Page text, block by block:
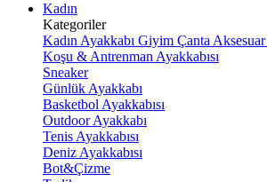
Kadın
Kategoriler
Kadın Ayakkabı Giyim Çanta Aksesuar
Koşu & Antrenman Ayakkabısı
Sneaker
Günlük Ayakkabı
Basketbol Ayakkabısı
Outdoor Ayakkabı
Tenis Ayakkabısı
Deniz Ayakkabısı
Bot&Çizme